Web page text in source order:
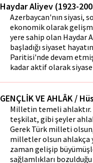
Haydar Aliyev (1923-
Azerbaycan'nın siyasi,
ekonomik olarak
yere sahip olan Haydar
başladığı siyaset
Paritisi'nde devam
kadar aktif olarak
GENÇLİK VE AHLÂK /
Milletin temeli ahlaktır.
teşkilat, gibi şeyler
Gerek Türk milleti
milletler olsun ahlakça
zaman gelişip
sağlamlıkları